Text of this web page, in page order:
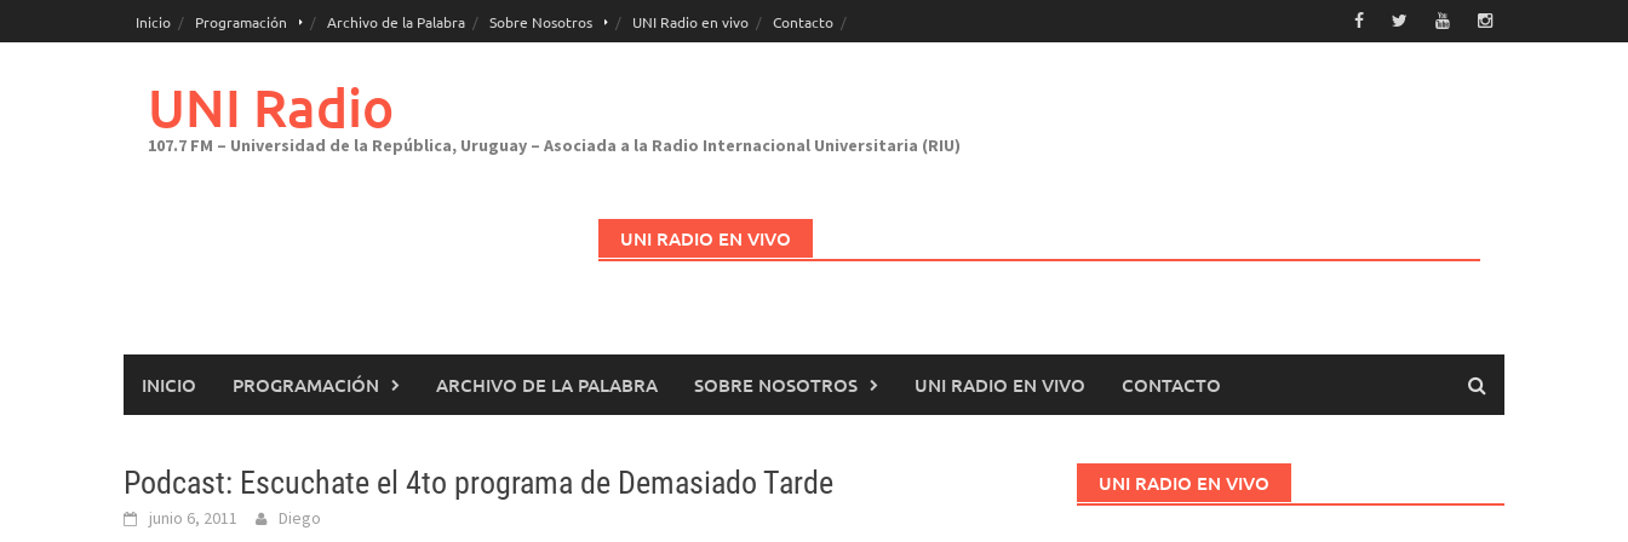
al
Inicio Programación Archivo de la Palabra Sobre Nosotros UNI Radio en vivo Contacto
UNI Radio
107.7 FM – Universidad de la República, Uruguay – Asociada a la Radio Internacional Universitaria (RIU)
UNI RADIO EN VIVO
INICIO PROGRAMACIÓN ARCHIVO DE LA PALABRA SOBRE NOSOTROS UNI RADIO EN VIVO CONTACTO
Podcast: Escuchate el 4to programa de Demasiado Tarde
junio 6, 2011 Diego
UNI RADIO EN VIVO